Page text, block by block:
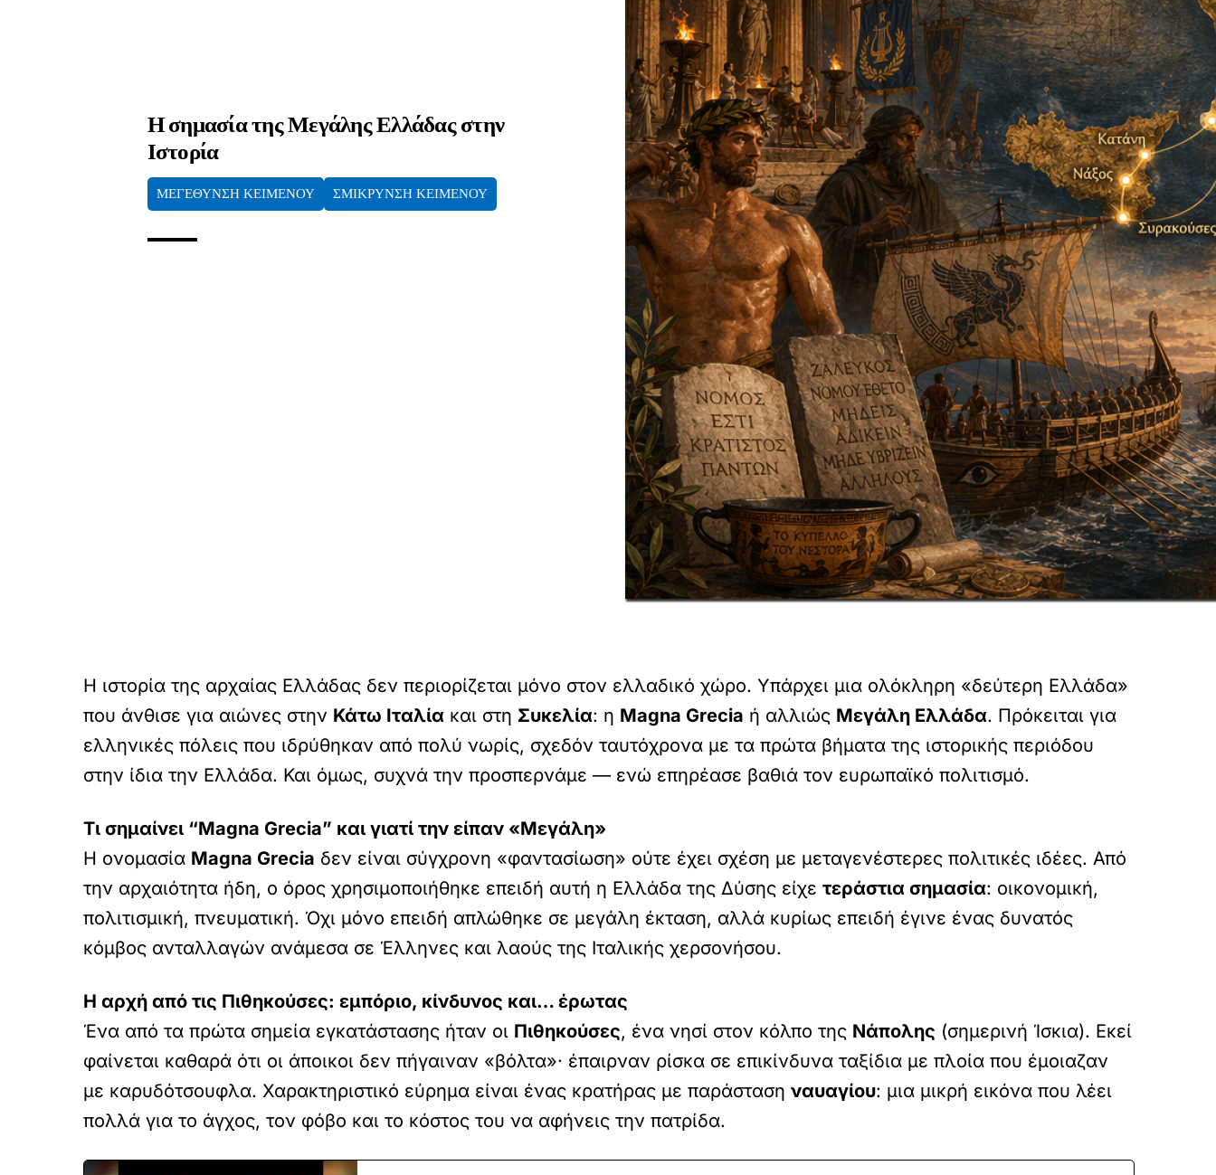
Η σημασία της Μεγάλης Ελλάδας στην
Ιστορία
ΜΕΓΕΘΥΝΣΗ ΚΕΙΜΕΝΟΥ ΣΜΙΚΡΥΝΣΗ ΚΕΙΜΕΝΟΥ
Η ιστορία της αρχαίας Ελλάδας δεν περιορίζεται μόνο στον ελλαδικό χώρο. Υπάρχει μια ολόκληρη «δεύτερη Ελλάδα»
που άνθισε για αιώνες στην Κάτω Ιταλία και στη Συκελία: η Magna Grecia ή αλλιώς Μεγάλη Ελλάδα. Πρόκειται για
ελληνικές πόλεις που ιδρύθηκαν από πολύ νωρίς, σχεδόν ταυτόχρονα με τα πρώτα βήματα της ιστορικής περιόδου
στην ίδια την Ελλάδα. Και όμως, συχνά την προσπερνάμε — ενώ επηρέασε βαθιά τον ευρωπαϊκό πολιτισμό.
Τι σημαίνει “Magna Grecia” και γιατί την είπαν «Μεγάλη»
Η ονομασία Magna Grecia δεν είναι σύγχρονη «φαντασίωση» ούτε έχει σχέση με μεταγενέστερες πολιτικές ιδέες. Από
την αρχαιότητα ήδη, ο όρος χρησιμοποιήθηκε επειδή αυτή η Ελλάδα της Δύσης είχε τεράστια σημασία: οικονομική,
πολιτισμική, πνευματική. Όχι μόνο επειδή απλώθηκε σε μεγάλη έκταση, αλλά κυρίως επειδή έγινε ένας δυνατός
κόμβος ανταλλαγών ανάμεσα σε Έλληνες και λαούς της Ιταλικής χερσονήσου.
Η αρχή από τις Πιθηκούσες: εμπόριο, κίνδυνος και… έρωτας
Ένα από τα πρώτα σημεία εγκατάστασης ήταν οι Πιθηκούσες, ένα νησί στον κόλπο της Νάπολης (σημερινή Ίσκια). Εκεί
φαίνεται καθαρά ότι οι άποικοι δεν πήγαιναν «βόλτα»· έπαιρναν ρίσκα σε επικίνδυνα ταξίδια με πλοία που έμοιαζαν
με καρυδότσουφλα. Χαρακτηριστικό εύρημα είναι ένας κρατήρας με παράσταση ναυαγίου: μια μικρή εικόνα που λέει
πολλά για το άγχος, τον φόβο και το κόστος του να αφήνεις την πατρίδα.